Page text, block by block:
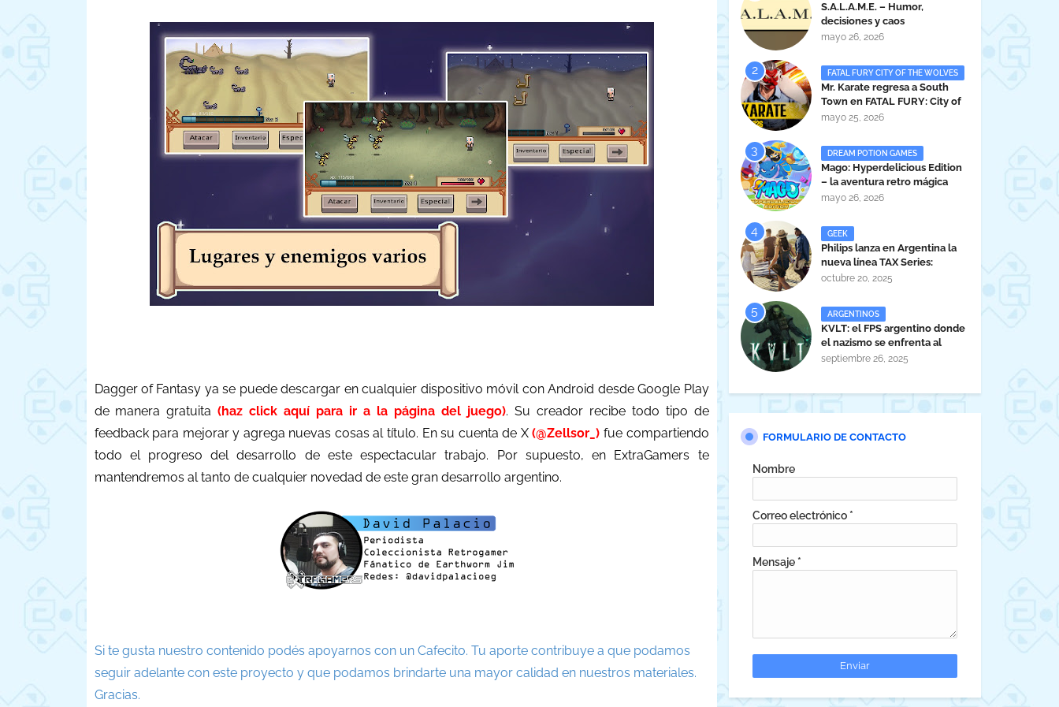
Dagger of Fantasy ya se puede descargar en cualquier dispositivo móvil con Android desde Google Play
de manera gratuita(haz click aquí para ir a la página del juego). Su creador recibe todo tipo de
feedback para mejorar y agrega nuevas cosas al título. En su cuenta de X(@Zellsor_) fue compartiendo
todo el progreso del desarrollo de este espectacular trabajo. Por supuesto, en ExtraGamers te
mantendremos al tanto de cualquier novedad de este gran desarrollo argentino.
Si te gusta nuestro contenido podés apoyarnos con un Cafecito. Tu aporte contribuye a que podamos
seguir adelante con este proyecto y que podamos brindarte una mayor calidad en nuestros materiales.
Gracias.
S.A.L.A.M.E. – Humor,
decisiones y caos
administrativo en clave gamer
mayo 26, 2026
FATAL FURY CITY OF THE WOLVES
Mr. Karate regresa a South
Town en FATAL FURY: City of
the Wolves
mayo 25, 2026
DREAM POTION GAMES
Mago: Hyperdelicious Edition
– la aventura retro mágica
peruana llega en 2026
mayo 26, 2026
GEEK
Philips lanza en Argentina la
nueva línea TAX Series:
Powerful Sound Anywhere
octubre 20, 2025
ARGENTINOS
KVLT: el FPS argentino donde
el nazismo se enfrenta al
horror cósmico
septiembre 26, 2025
FORMULARIO DE CONTACTO
Nombre
Correo electrónico *
Mensaje *